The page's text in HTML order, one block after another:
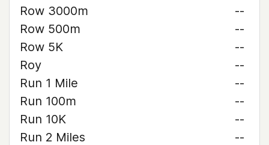
Row 3000m
--
Row 500m
--
Row 5K
--
Roy
--
Run 1 Mile
--
Run 100m
--
Run 10K
--
Run 2 Miles
--